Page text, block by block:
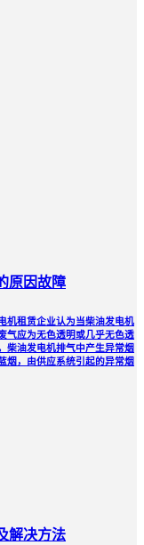
原因故障
机租赁企业认为当柴油发电机
气应为无色透明或几乎无色透
柴油发电机排气中产生异常烟
烟，由供应系统引起的异常烟
解决方法